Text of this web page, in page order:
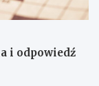
i odpowiedź